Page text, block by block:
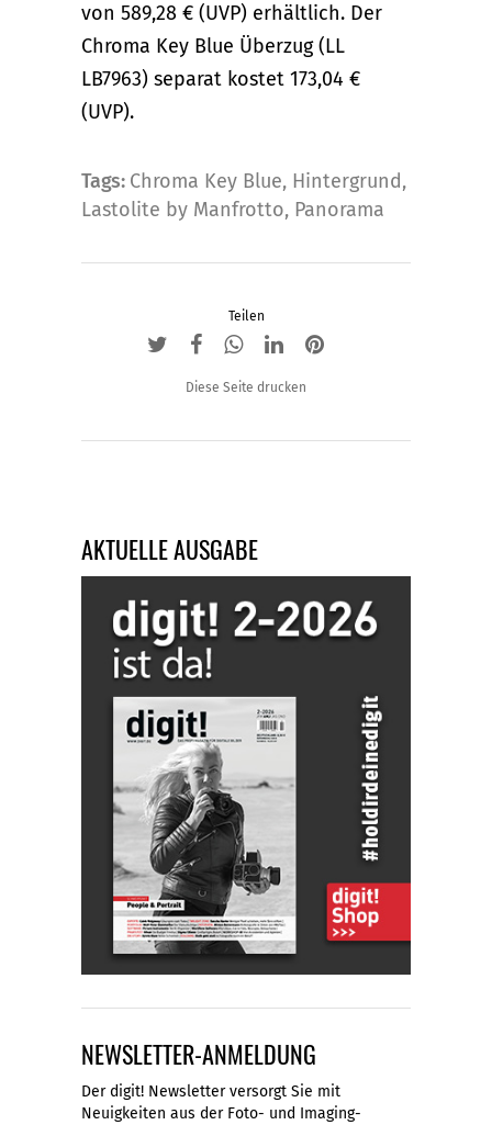
von 589,28 € (UVP) erhältlich. Der
Chroma Key Blue Überzug (LL
LB7963) separat kostet 173,04 €
(UVP).
Tags: Chroma Key Blue, Hintergrund,
Lastolite by Manfrotto, Panorama
Teilen
Diese Seite drucken
AKTUELLE AUSGABE
NEWSLETTER-ANMELDUNG
Der digit! Newsletter versorgt Sie mit
Neuigkeiten aus der Foto- und Imaging-